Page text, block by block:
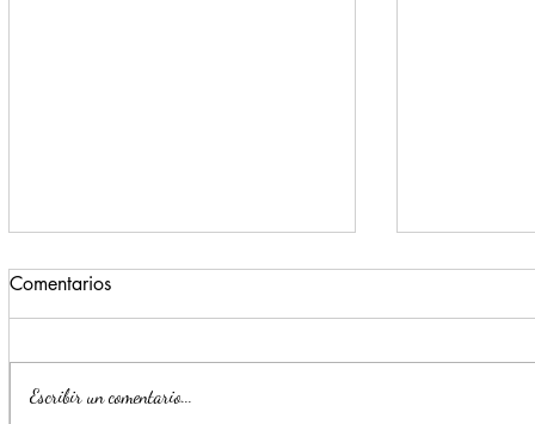
Comentarios
Escribir un comentario...